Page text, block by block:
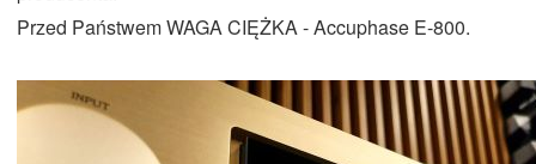
Przed Państwem WAGA CIĘŻKA - Accuphase E-800.